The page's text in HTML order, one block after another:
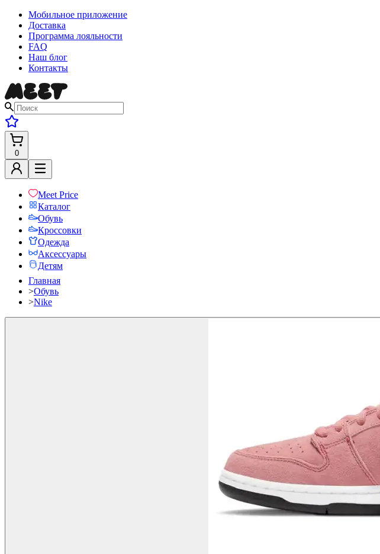
Мобильное приложение
Доставка
Программа лояльности
FAQ
Наш блог
Контакты
0
Meet Price
Каталог
Обувь
Кроссовки
Одежда
Аксессуары
Детям
Главная
>Обувь
>Nike